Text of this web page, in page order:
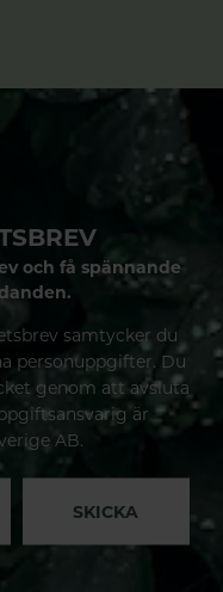
och få spännande
samtycker du
personuppgifter. Du
genom att avsluta
är
AB.
SKICKA